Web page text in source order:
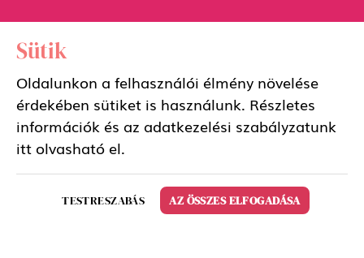
Adatkezelési szabályzat
Általános szerződési feltételek
Sütik
Oldalunkon a felhasználói élmény növelése
érdekében sütiket is használunk. Részletes
információk és az adatkezelési szabályzatunk
itt olvasható el.
TESTRESZABÁS AZ ÖSSZES ELFOGADÁSA